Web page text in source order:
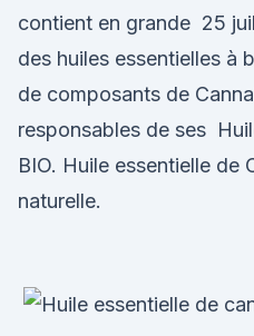
contient en grande 25
des huiles essentielles à
de composants de
responsables de ses
BIO. Huile essentielle de
naturelle.